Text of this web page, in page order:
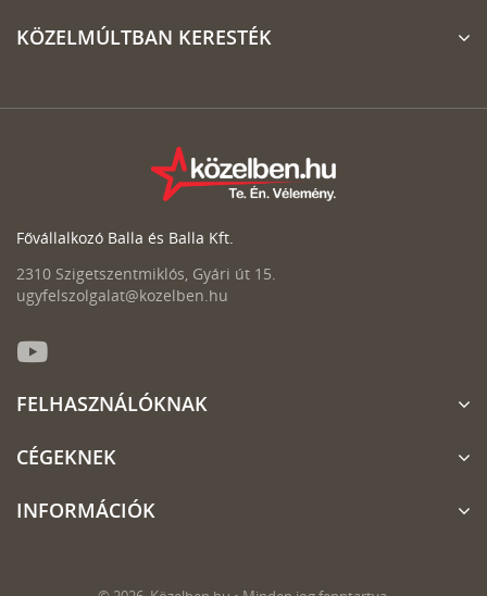
KÖZELMÚLTBAN KERESTÉK
Fővállalkozó Balla és Balla Kft.
2310 Szigetszentmiklós, Gyári út 15.
ugyfelszolgalat@kozelben.hu
FELHASZNÁLÓKNAK
CÉGEKNEK
INFORMÁCIÓK